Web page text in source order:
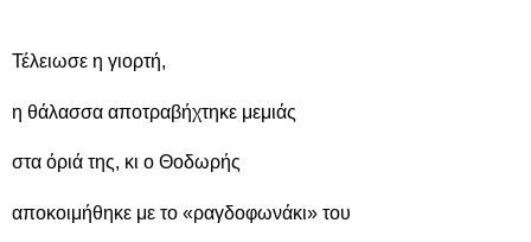
Τέλειωσε η γιορτή,
η θάλασσα αποτραβήχτηκε μεμιάς
στα όριά της, κι ο Θοδωρής
αποκοιμήθηκε με το «ραγδοφωνάκι» του